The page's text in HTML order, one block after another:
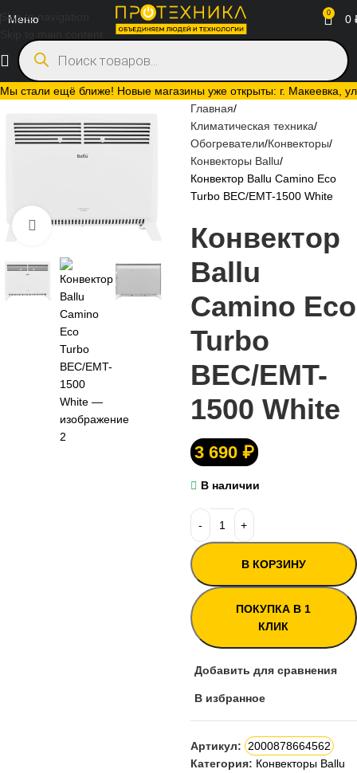
Skip to navigation
Мы стали ещё ближе! Новые магазины уже открыты: г. Макеевка,
Меню 0 0
Нажмите, чтобы увеличить
Главная
Климатическая техника
Обогреватели Конвекторы
Конвекторы Ballu
Конвектор Ballu Camino Eco
Turbo BEC/EMT-1500 White
Конвектор
Ballu
Camino Eco
Turbo
BEC/EMT-
1500 White
3 690 ₽
В наличии
В КОРЗИНУ
ПОКУПКА В 1
КЛИК
Добавить для сравнения
В избранное
Артикул: 2000878664562
Категория: Конвекторы Ballu